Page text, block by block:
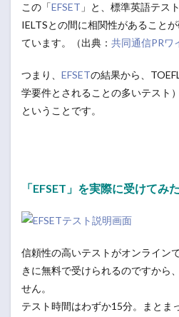
この「EFSET 」と、標準英語テス
IELTSとの間に相関性があること
ています。（出典： 共同通信PRワ
つまり、 EFSETの結果から、
学要件とされることの多いテスト
ということです。
「EFSET」を実際に受けてみた
信頼性の高いテストがオンライン
きに無料で受けられるのですから
せん。
テスト時間はわずか15分。まとま